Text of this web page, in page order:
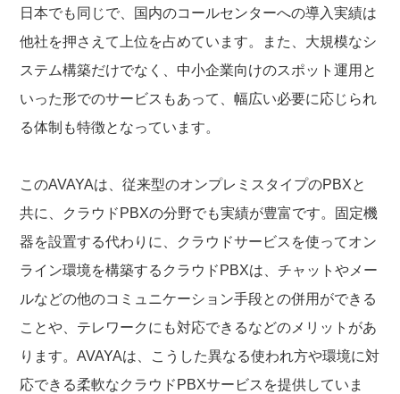
日本でも同じで、国内のコールセンターへの導入実績は
他社を押さえて上位を占めています。また、大規模なシ
ステム構築だけでなく、中小企業向けのスポット運用と
いった形でのサービスもあって、幅広い必要に応じられ
る体制も特徴となっています。
このAVAYAは、従来型のオンプレミスタイプのPBXと
共に、クラウドPBXの分野でも実績が豊富です。固定機
器を設置する代わりに、クラウドサービスを使ってオン
ライン環境を構築するクラウドPBXは、チャットやメー
ルなどの他のコミュニケーション手段との併用ができる
ことや、テレワークにも対応できるなどのメリットがあ
ります。AVAYAは、こうした異なる使われ方や環境に対
応できる柔軟なクラウドPBXサービスを提供していま